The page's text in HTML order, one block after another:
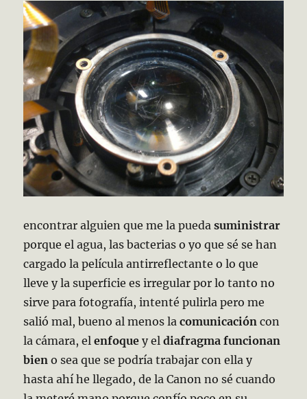
encontrar alguien que me la puedasuministrar
porque el agua, las bacterias o yo que sé se han
cargado la película antirreflectante o lo que
lleve y la superficie es irregular por lo tanto no
sirve para fotografía, intenté pulirla pero me
salió mal, bueno al menos lacomunicación con
la cámara, elenfoque y eldiafragma funcionan
bien o sea que se podría trabajar con ella y
hasta ahí he llegado, de la Canon no sé cuando